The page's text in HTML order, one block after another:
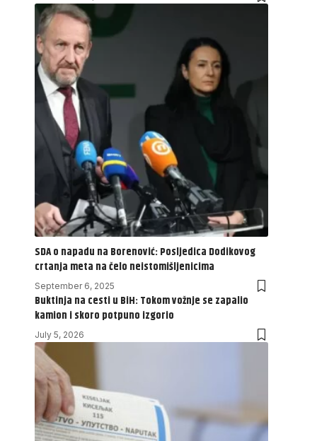
SDA o napadu na Borenović: Posljedica Dodikovog
crtanja meta na čelo neistomišljenicima
September 6, 2025
Buktinja na cesti u BiH: Tokom vožnje se zapalio
kamion i skoro potpuno izgorio
July 5, 2026